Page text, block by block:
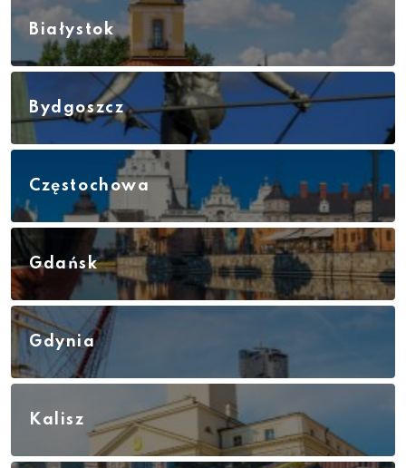
Białystok
Bydgoszcz
Częstochowa
Gdańsk
Gdynia
Kalisz